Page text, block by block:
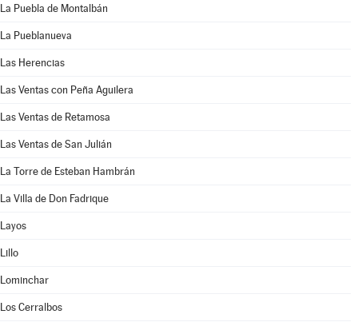
La Puebla de Montalbán
La Pueblanueva
Las Herencias
Las Ventas con Peña Aguilera
Las Ventas de Retamosa
Las Ventas de San Julián
La Torre de Esteban Hambrán
La Villa de Don Fadrique
Layos
Lillo
Lominchar
Los Cerralbos